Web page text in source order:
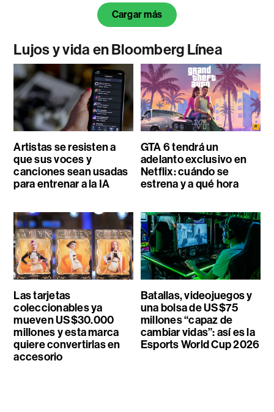
Cargar más
Lujos y vida en Bloomberg Línea
Artistas se resisten a
que sus voces y
canciones sean usadas
para entrenar a la IA
GTA 6 tendrá un
adelanto exclusivo en
Netflix: cuándo se
estrena y a qué hora
Las tarjetas
coleccionables ya
mueven US$30.000
millones y esta marca
quiere convertirlas en
accesorio
Batallas, videojuegos y
una bolsa de US$75
millones “capaz de
cambiar vidas”: así es la
Esports World Cup 2026